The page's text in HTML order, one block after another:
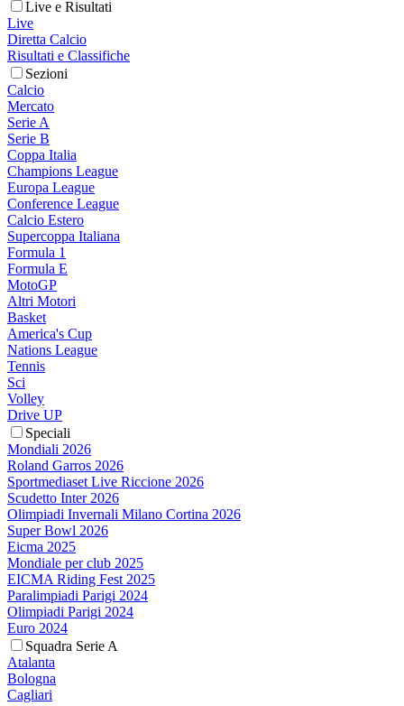
Live e Risultati
Live
Diretta Calcio
Risultati e Classifiche
Sezioni
Calcio
Mercato
Serie A
Serie B
Coppa Italia
Champions League
Europa League
Conference League
Calcio Estero
Supercoppa Italiana
Formula 1
Formula E
MotoGP
Altri Motori
Basket
America's Cup
Nations League
Tennis
Sci
Volley
Drive UP
Speciali
Mondiali 2026
Roland Garros 2026
Sportmediaset Live Riccione 2026
Scudetto Inter 2026
Olimpiadi Invernali Milano Cortina 2026
Super Bowl 2026
Eicma 2025
Mondiale per club 2025
EICMA Riding Fest 2025
Paralimpiadi Parigi 2024
Olimpiadi Parigi 2024
Euro 2024
Squadra Serie A
Atalanta
Bologna
Cagliari